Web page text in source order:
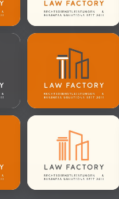
Im
Ehepartnern,